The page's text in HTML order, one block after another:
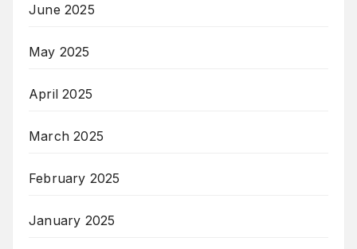
June 2025
May 2025
April 2025
March 2025
February 2025
January 2025